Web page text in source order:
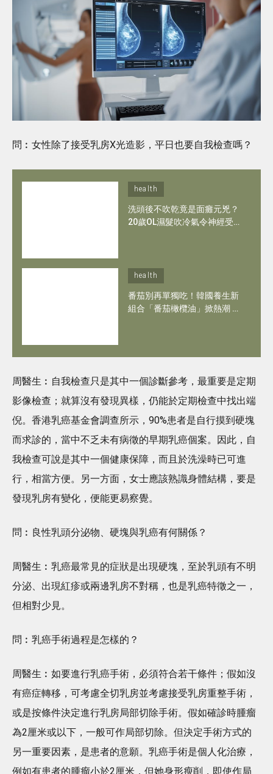
問︰女性除了接受乳房X光造影，平日也要自我檢查嗎？
health
洗頭後不吹乾竟是面癱元兇？
20歲OL濕髮吹冷氣令神經受
health
番茄別再單獨吃！韓國養生新
組合「番茄橄欖油」掀熱潮 抗
周醫生︰自我檢查只是其中一個診斷參考，最重要是定期
影像檢查；就算沒有發現異樣，仍能於定期檢查中找出端
倪。香港乳癌基金會調查所示，90%患者是自行摸到硬塊
而求診的，當中不乏未有病徵的早期乳癌個案。因此，自
我檢查可說是其中一個健康保障，而且於洗澡時已可進
行，相當方便。另一方面，女士應該熟識身體結構，要是
發現乳房有變化，便能更易察覺。
問︰良性乳頭分泌物、硬塊與乳癌有何關係？
周醫生︰乳癌最常見的症狀是出現硬塊，至於乳頭有不明
分泌、出現紅疹或兩邊乳房不對稱，也是乳癌特徵之一，
但相對少見。
問︰乳癌手術過程是怎樣的？
周醫生︰如要進行乳癌手術，必須符合若干條件；假如沒
有癌症轉移，可考慮全切乳房並考慮接受乳房重整手術，
或是按條件決定進行乳房局部切除手術。假如確診時腫瘤
為2厘米或以下，一般可作局部切除。但決定手術方式的
另一重要因素，是患者的意願。乳癌手術是個人化治療，
例如有患者的腫瘤小於2厘米，但她身形瘦削，即使作局